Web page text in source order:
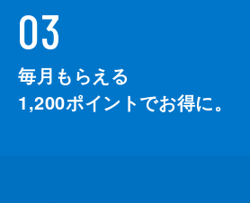
03
毎月もらえる
1,200ポイントでお得に。